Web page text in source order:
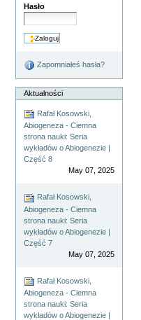
Hasło
Zapomniałeś hasła?
Aktualności
Rafał Kosowski,
Abiogeneza - Ciemna
strona nauki: Seria
wykładów o Abiogenezie |
Część 8
May 07, 2025
Rafał Kosowski,
Abiogeneza - Ciemna
strona nauki: Seria
wykładów o Abiogenezie |
Część 7
May 07, 2025
Rafał Kosowski,
Abiogeneza - Ciemna
strona nauki: Seria
wykładów o Abiogenezie |